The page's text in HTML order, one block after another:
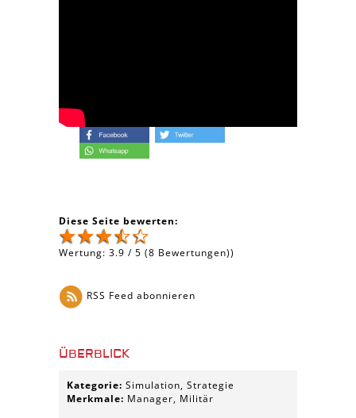
Diese Seite bewerten:
Wertung: 3.9 / 5 (8 Bewertungen))
RSS Feed abonnieren
ÜBERBLICK
Kategorie: Simulation, Strategie
Merkmale: Manager, Militär